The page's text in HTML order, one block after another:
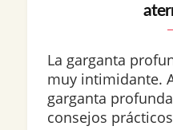
La garganta
muy intimidante.
garganta
consejos